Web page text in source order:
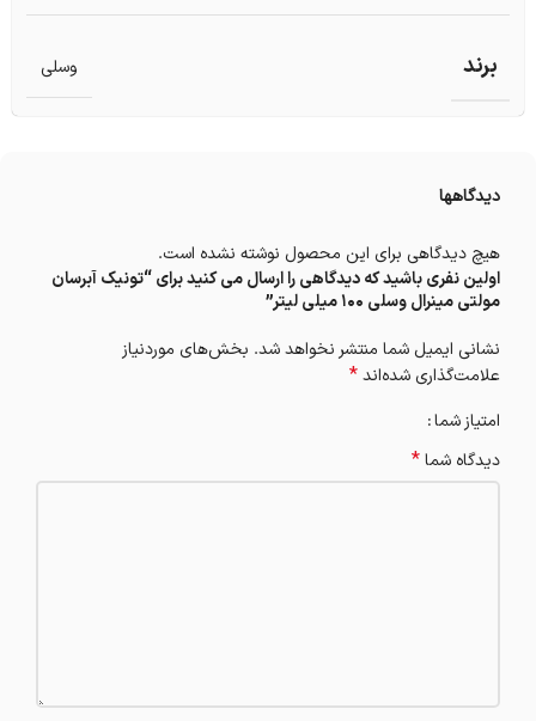
برند وسلی
دیدگاهها
هیچ دیدگاهی برای این محصول نوشته نشده است.
اولین نفری باشید که دیدگاهی را ارسال می کنید برای “تونیک آبرسان
مولتی مینرال وسلی 100 میلی لیتر”
نشانی ایمیل شما منتشر نخواهد شد. بخش‌های موردنیاز
علامت‌گذاری شده‌اند*
امتیاز شما
دیدگاه شما*